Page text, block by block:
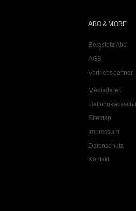
ABO & MORE
Bergstolz Abo
AGB
Vertriebspartner
Mediadaten
Sitemap
Impressum
Datenschutz
Kontakt